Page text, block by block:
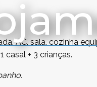
AC, sala, cozinha
casal + 3 crianças.